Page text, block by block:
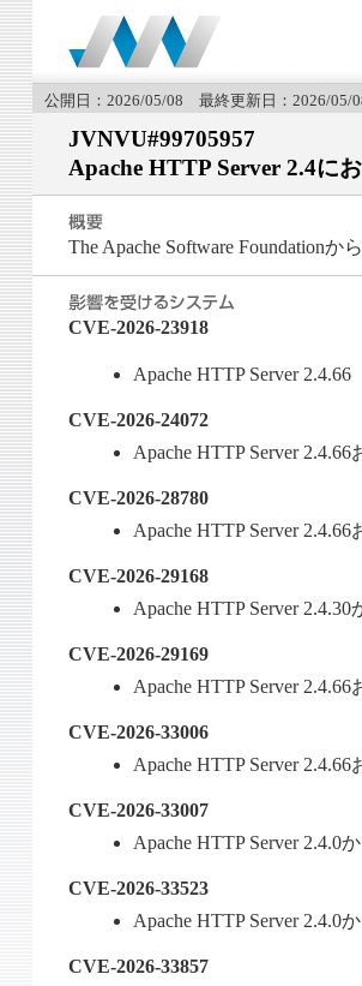
公開日：2026/05/08 最終更新日：2026/05/
JVNVU#99705957
Apache HTTP Server 2.4に
The Apache Software Foundation
CVE-2026-23918
Apache HTTP Server 2.4.66
CVE-2026-24072
Apache HTTP Server
CVE-2026-28780
Apache HTTP Server
CVE-2026-29168
Apache HTTP Server 2.4.30
CVE-2026-29169
Apache HTTP Server
CVE-2026-33006
Apache HTTP Server
CVE-2026-33007
Apache HTTP Server 2.4.0
CVE-2026-33523
Apache HTTP Server 2.4.0
CVE-2026-33857